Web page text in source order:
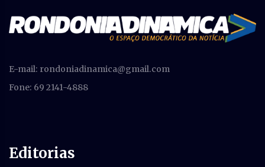
E-mail: rondoniadinamica@gmail.com
Fone: 69 2141-4888
Editorias